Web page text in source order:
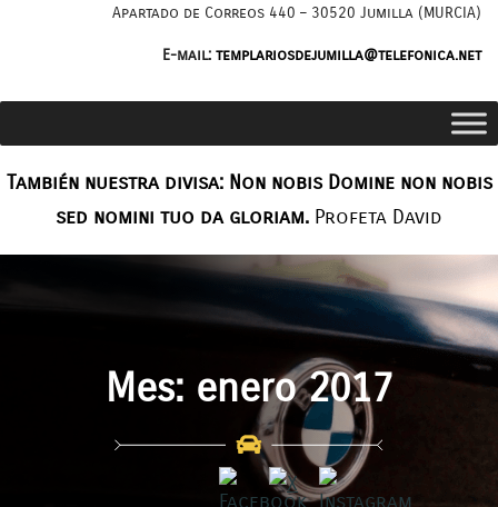
Apartado de Correos 440 – 30520 Jumilla (MURCIA)
E-mail: templariosdejumilla@telefonica.net
También nuestra divisa: Non nobis Domine non nobis
sed nomini tuo da gloriam. Profeta David
Mes: enero 2017